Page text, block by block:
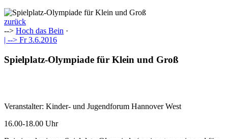
zurück
--> Hoch das Bein ·
| --> Fr 3.6.2016
Spielplatz-Olympiade für Klein und Groß
Veranstalter: Kinder- und Jugendforum Hannover West
16.00-18.00 Uhr